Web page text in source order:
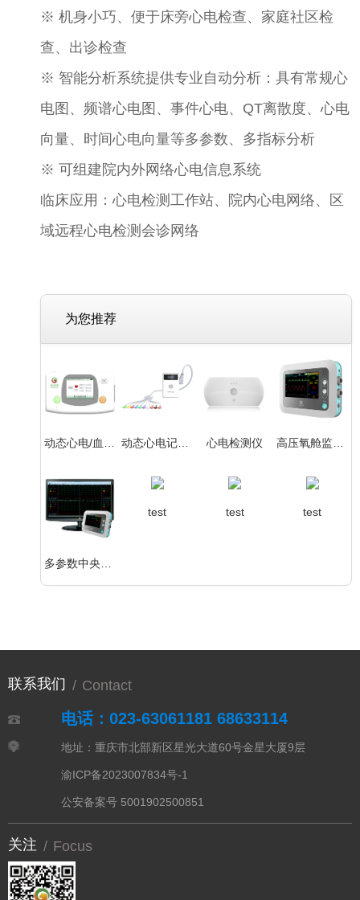
※ 机身小巧、便于床旁心电检查、家庭社区检
查、出诊检查
※ 智能分析系统提供专业自动分析：具有常规心
电图、频谱心电图、事件心电、QT离散度、心电
向量、时间心电向量等多参数、多指标分析
※ 可组建院内外网络心电信息系统
临床应用：心电检测工作站、院内心电网络、区
域远程心电检测会诊网络
为您推荐
心电检测仪
多参数中央监护系统（遥测）
test test test
联系我们 / Contact
电话：023-63061181 68633114
地址：重庆市北部新区星光大道60号金星大厦9层
渝ICP备2023007834号-1
公安备案号 5001902500851
关注 / Focus